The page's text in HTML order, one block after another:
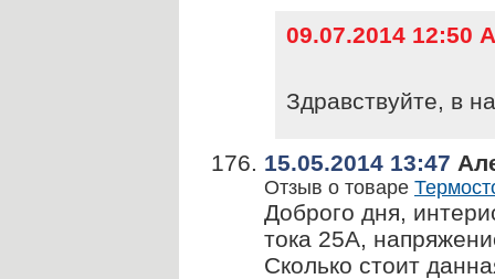
09.07.2014 12:50
Здравствуйте, в
15.05.2014 13:47
Отзыв о товаре
Доброго дня,
тока 25А,
Сколько стоит